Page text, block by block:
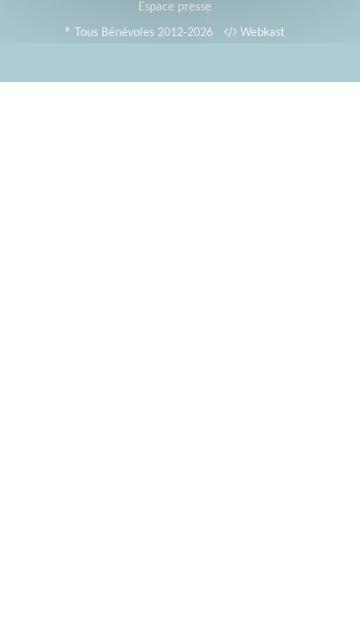
Espace presse
® Tous Bénévoles 2012-2026
Webkast